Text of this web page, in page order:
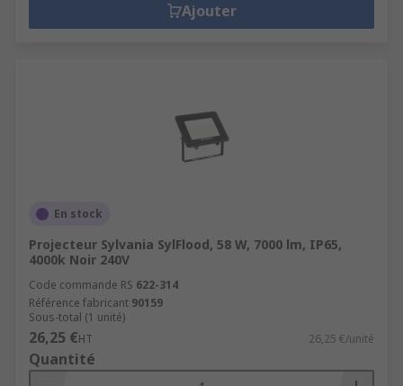
Ajouter
En stock
Projecteur Sylvania SylFlood, 58 W, 7000 lm, IP65,
4000k Noir 240V
Code commande RS 622-314
Référence fabricant 90159
Sous-total (1 unité)
26,25 €HT 26,25 €/unité
Quantité